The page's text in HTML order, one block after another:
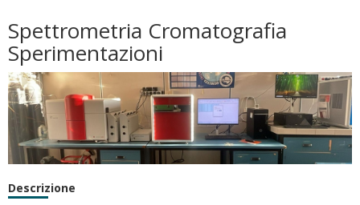
Spettrometria Cromatografia
Sperimentazioni
Descrizione